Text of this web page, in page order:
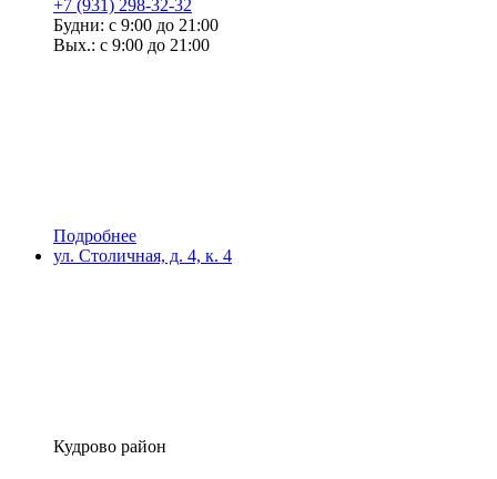
+7 (931) 298-32-32
Будни: с 9:00 до 21:00
Вых.: с 9:00 до 21:00
Подробнее
ул. Столичная, д. 4, к. 4
Кудрово район